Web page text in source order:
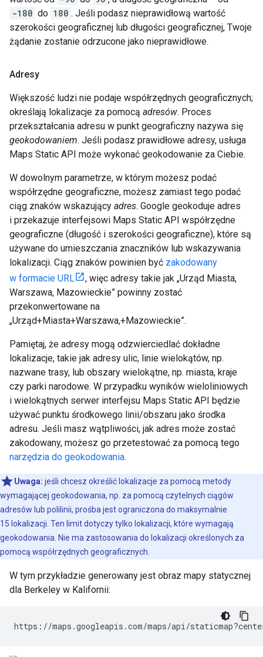
-180 do 180 . Jeśli podasz nieprawidłową wartość
szerokości geograficznej lub długości geograficznej, Twoje
żądanie zostanie odrzucone jako nieprawidłowe.
Adresy
Większość ludzi nie podaje współrzędnych geograficznych;
określają lokalizacje za pomocą adresów. Proces
przekształcania adresu w punkt geograficzny nazywa się
geokodowaniem. Jeśli podasz prawidłowe adresy, usługa
Maps Static API może wykonać geokodowanie za Ciebie.
W dowolnym parametrze, w którym możesz podać
współrzędne geograficzne, możesz zamiast tego podać
ciąg znaków wskazujący adres. Google geokoduje adres
i przekazuje interfejsowi Maps Static API współrzędne
geograficzne (długość i szerokości geograficzne), które są
używane do umieszczania znaczników lub wskazywania
lokalizacji. Ciąg znaków powinien być zakodowany
w formacie URL
, więc adresy takie jak „Urząd Miasta,
Warszawa, Mazowieckie” powinny zostać
przekonwertowane na
„Urząd+Miasta+Warszawa,+Mazowieckie”.
Pamiętaj, że adresy mogą odzwierciedlać dokładne
lokalizacje, takie jak adresy ulic, linie wielokątów, np.
nazwane trasy, lub obszary wielokątne, np. miasta, kraje
czy parki narodowe. W przypadku wyników wieloliniowych
i wielokątnych serwer interfejsu Maps Static API będzie
używać punktu środkowego linii/obszaru jako środka
adresu. Jeśli masz wątpliwości, jak adres może zostać
zakodowany, możesz go przetestować za pomocą tego
narzędzia do geokodowania.
Uwaga: jeśli chcesz określić lokalizacje za pomocą metody
wymagającej geokodowania, np. za pomocą czytelnych ciągów
adresów lub polilinii, prośba jest ograniczona do maksymalnie
15 lokalizacji. Ten limit dotyczy tylko lokalizacji, które wymagają
geokodowania. Nie ma zastosowania do lokalizacji określonych za
pomocą współrzędnych geograficznych.
W tym przykładzie generowany jest obraz mapy statycznej
dla Berkeley w Kalifornii:
https://maps.googleapis.com/maps/api/